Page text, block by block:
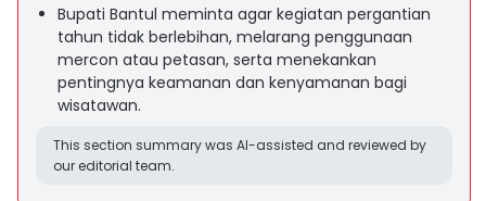
Bupati Bantul meminta agar kegiatan pergantian
tahun tidak berlebihan, melarang penggunaan
mercon atau petasan, serta menekankan
pentingnya keamanan dan kenyamanan bagi
wisatawan.
This section summary was AI-assisted and reviewed by
our editorial team.